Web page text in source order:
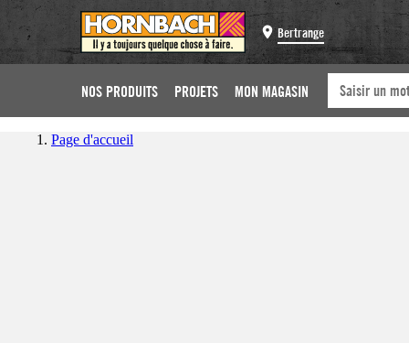
Bertrange
NOS PRODUITS PROJETS MON MAGASIN
Page d'accueil